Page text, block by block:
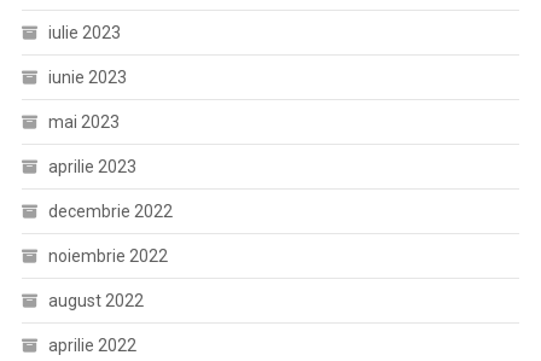
iulie 2023
iunie 2023
mai 2023
aprilie 2023
decembrie 2022
noiembrie 2022
august 2022
aprilie 2022